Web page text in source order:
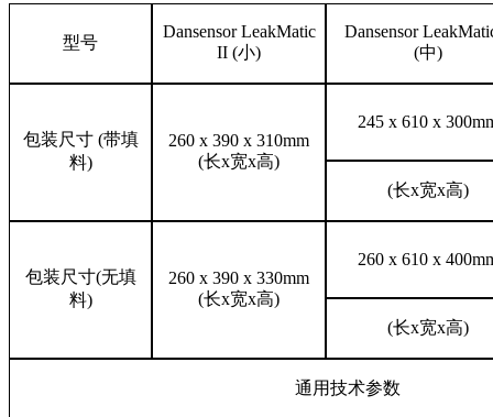
型号
Dansensor LeakMatic
II (小)
Dansensor
(中)
包装尺寸(带填
料)
260 x 390 x 310mm
(长x宽x高)
245 x 610 x
(长x宽x高)
包装尺寸(无填
料)
260 x 390 x 330mm
(长x宽x高)
260 x 610 x
(长x宽x高)
通用技术参数